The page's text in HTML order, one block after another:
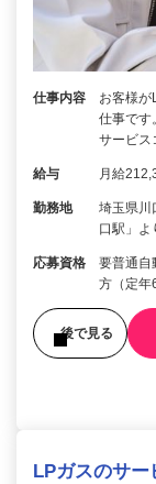
仕事内容
お客様が
仕事です
サービス
給与 月給
勤務地
埼玉県川
口駅」よ
応募資格
要普通自
方（定
後で見る
LPガスのサー